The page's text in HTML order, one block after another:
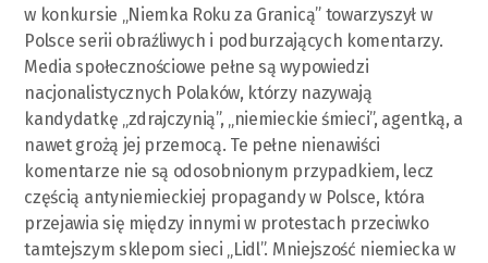
w konkursie „Niemka Roku za Granicą” towarzyszył w
Polsce serii obraźliwych i podburzających komentarzy.
Media społecznościowe pełne są wypowiedzi
nacjonalistycznych Polaków, którzy nazywają
kandydatkę „zdrajczynią”, „niemieckie śmieci”, agentką, a
nawet grożą jej przemocą. Te pełne nienawiści
komentarze nie są odosobnionym przypadkiem, lecz
częścią antyniemieckiej propagandy w Polsce, która
przejawia się między innymi w protestach przeciwko
tamtejszym sklepom sieci „Lidl”. Mniejszość niemiecka w